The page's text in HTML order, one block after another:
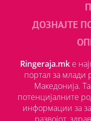
ДОЗНАЈТЕ
Ringeraja.mk е
портал за
Македонија.
потенцијалните
информации за